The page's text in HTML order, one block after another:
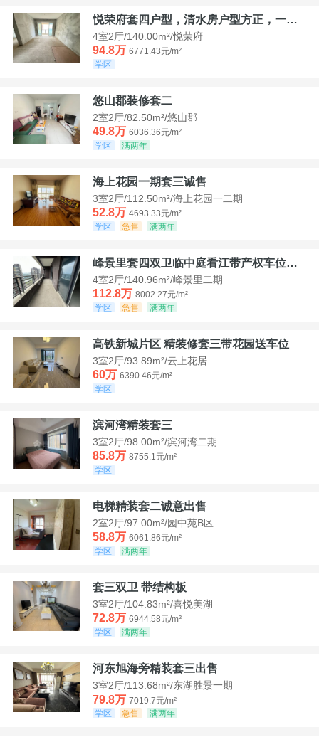
悦荣府套四户型，清水房户型方正，一口价94，8
4室2厅/140.00m²/悦荣府
94.8万 6771.43元/m²
学区
悠山郡装修套二
2室2厅/82.50m²/悠山郡
49.8万 6036.36元/m²
学区
满两年
海上花园一期套三诚售
3室2厅/112.50m²/海上花园一二期
52.8万 4693.33元/m²
学区
急售 满两年
峰景里套四双卫临中庭看江带产权车位诚售
4室2厅/140.96m²/峰景里二期
112.8万 8002.27元/m²
学区
急售 满两年
高铁新城片区 精装修套三带花园送车位
3室2厅/93.89m²/云上花居
60万 6390.46元/m²
学区
滨河湾精装套三
3室2厅/98.00m²/滨河湾二期
85.8万 8755.1元/m²
学区
电梯精装套二诚意出售
2室2厅/97.00m²/园中苑B区
58.8万 6061.86元/m²
学区
满两年
套三双卫 带结构板
3室2厅/104.83m²/喜悦美湖
72.8万 6944.58元/m²
学区
满两年
河东旭海旁精装套三出售
3室2厅/113.68m²/东湖胜景一期
79.8万 7019.7元/m²
学区
急售 满两年